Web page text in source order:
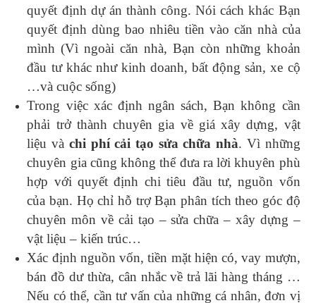
quyết định dự án thành công. Nói cách khác Bạn
quyết định dùng bao nhiêu tiền vào căn nhà của
mình (Vì ngoài căn nhà, Bạn còn những khoản
đầu tư khác như kinh doanh, bất động sản, xe cộ
…và cuộc sống)
Trong việc xác định ngân sách, Bạn không cần
phải trở thành chuyên gia về giá xây dựng, vật
liệu và chi phí cải tạo sửa chữa nhà. Vì những
chuyên gia cũng không thể đưa ra lời khuyên phù
hợp với quyết định chi tiêu đầu tư, nguồn vốn
của bạn. Họ chỉ hỗ trợ Bạn phân tích theo góc độ
chuyên môn về cải tạo – sửa chữa – xây dựng –
vật liệu – kiến trúc…
Xác định nguồn vốn, tiền mặt hiện có, vay mượn,
bán đồ dư thừa, cân nhắc về trả lãi hàng tháng …
Nếu có thể, cần tư vấn của những cá nhân, đơn vị